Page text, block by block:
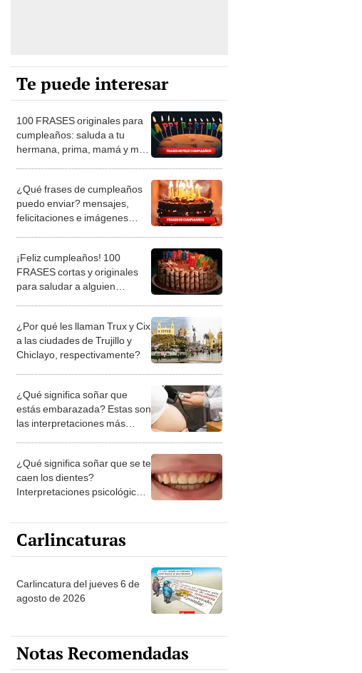
Te puede interesar
100 FRASES originales para
cumpleaños: saluda a tu
hermana, prima, mamá y más
¿Qué frases de cumpleaños
puedo enviar? mensajes,
felicitaciones e imágenes
¡Feliz cumpleaños! 100
FRASES cortas y originales
para saludar a alguien
¿Por qué les llaman Trux y Cix
a las ciudades de Trujillo y
Chiclayo, respectivamente?
¿Qué significa soñar que
estás embarazada? Estas son
las interpretaciones más
¿Qué significa soñar que se te
caen los dientes?
Interpretaciones psicológicas
Carlincaturas
Carlincatura del jueves 6 de
agosto de 2026
Notas Recomendadas